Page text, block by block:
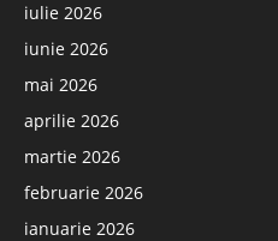
iulie 2026
iunie 2026
mai 2026
aprilie 2026
martie 2026
februarie 2026
ianuarie 2026